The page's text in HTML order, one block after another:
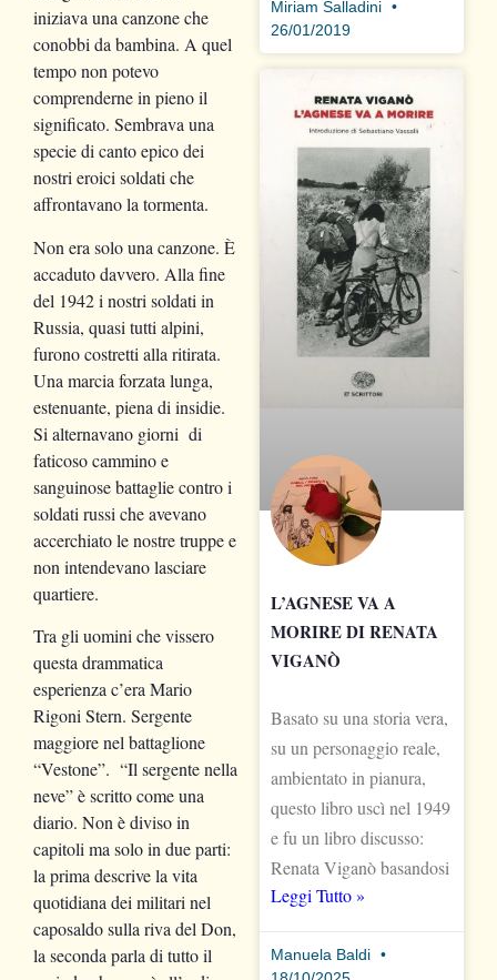
iniziava una canzone che
conobbi da bambina. A quel
tempo non potevo
comprenderne in pieno il
significato. Sembrava una
specie di canto epico dei
nostri eroici soldati che
affrontavano la tormenta.
Non era solo una canzone. È
accaduto davvero. Alla fine
del 1942 i nostri soldati in
Russia, quasi tutti alpini,
furono costretti alla ritirata.
Una marcia forzata lunga,
estenuante, piena di insidie.
Si alternavano giorni di
faticoso cammino e
sanguinose battaglie contro i
soldati russi che avevano
accerchiato le nostre truppe e
non intendevano lasciare
quartiere.
Tra gli uomini che vissero
questa drammatica
esperienza c’era Mario
Rigoni Stern. Sergente
maggiore nel battaglione
“Vestone”. “Il sergente nella
neve” è scritto come una
diario. Non è diviso in
capitoli ma solo in due parti:
la prima descrive la vita
quotidiana dei militari nel
caposaldo sulla riva del Don,
la seconda parla di tutto il
Miriam Salladini
26/01/2019
L’AGNESE VA A
MORIRE DI RENATA
VIGANÒ
Basato su una storia vera,
su un personaggio reale,
ambientato in pianura,
questo libro uscì nel 1949
e fu un libro discusso:
Renata Viganò basandosi
Leggi Tutto »
Manuela Baldi